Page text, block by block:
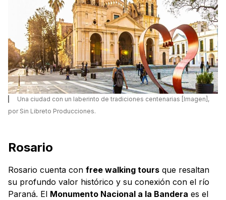
Una ciudad con un laberinto de tradiciones centenarias [Imagen],
por Sin Libreto Producciones.
Rosario
Rosario cuenta con free walking tours que resaltan
su profundo valor histórico y su conexión con el río
Paraná. El Monumento Nacional a la Bandera es el